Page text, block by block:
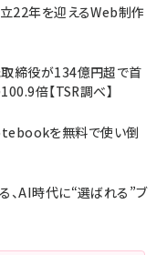
22年を迎えるWeb制作
取締役が134億円超で首
倍【TSR調べ】
を無料で使い倒
、AI時代に“選ばれる”ブ